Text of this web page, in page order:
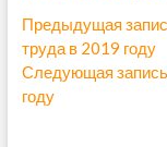
Н
а
в
Предыдущая
труда в 2019 году
Следующая запись
году